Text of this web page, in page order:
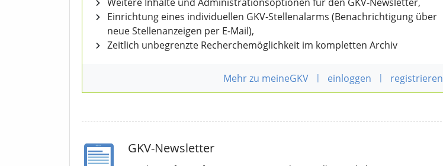
Einrichtung eines individuellen GKV-Stellenalarms (Benachrichtigung über
neue Stellenanzeigen per E-Mail),
Zeitlich unbegrenzte Recherchemöglichkeit im kompletten Archiv
Mehr zu meineGKV | einloggen | registrieren
GKV-Newsletter